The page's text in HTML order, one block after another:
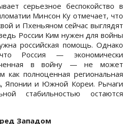
серьезное беспокойство в
Минсон Ку отмечает, что
и Пхеньяном сейчас выглядят
России Ким нужен для войны
российская помощь. Однако
Россия — экономически
в войну — не может
как полноценная региональная
Японии и Южной Кореи. Рычаги
стабильностью остаются
Западом